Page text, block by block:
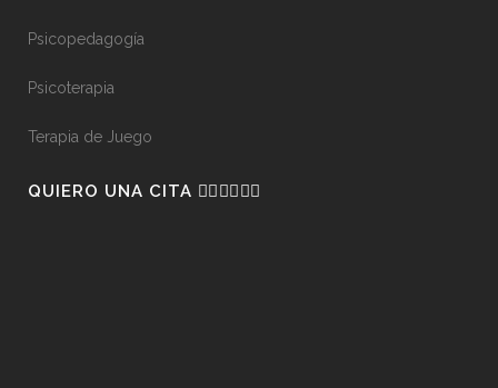
Psicopedagogía
Psicoterapia
Terapia de Juego
QUIERO UNA CITA 👇🏼👇🏼👇🏼